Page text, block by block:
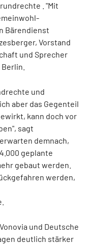
. "Mit
Bärendienst
Vorstand
und Sprecher
und
aber das Gegenteil
kann doch vor
sagt
demnach,
geplante
gebaut werden.
werden,
und Deutsche
deutlich stärker